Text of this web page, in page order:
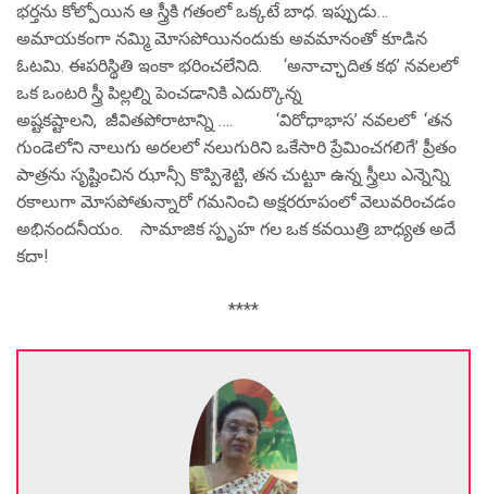
భర్తను కోల్పోయిన ఆ స్త్రీకి గతంలో ఒక్కటే బాధ. ఇప్పుడు…
అమాయకంగా నమ్మి మోసపోయినందుకు అవమానంతో కూడిన
ఓటమి. ఈపరిస్థితి ఇంకా భరించలేనిది. ‘అనాచ్ఛాదిత కథ’ నవలలో
ఒక ఒంటరి స్త్రీ పిల్లల్ని పెంచడానికి ఎదుర్కొన్న
అష్టకష్టాలని, జీవితపోరాటాన్ని …. ‘విరోధాభాస’ నవలలో ‘తన
గుండెలోని నాలుగు అరలలో నలుగురిని ఒకేసారి ప్రేమించగలిగే’ ప్రీతం
పాత్రను సృష్టించిన ఝాన్సీ కొప్పిశెట్టి, తన చుట్టూ ఉన్న స్త్రీలు ఎన్నెన్ని
రకాలుగా మోసపోతున్నారో గమనించి అక్షరరూపంలో వెలువరించడం
అభినందనీయం. సామాజిక స్పృహ గల ఒక కవయిత్రి బాధ్యత అదే
కదా!
****